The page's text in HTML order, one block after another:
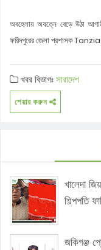
অবহেলায় অযত্নে বেড়ে উঠা
ফরিদপুরের জেলা প্রশাসক
খবর বিভাগঃসারাদেশ
শেয়ার করুন
খালেদা
শিল্পপতি
জকিগঞ্জ